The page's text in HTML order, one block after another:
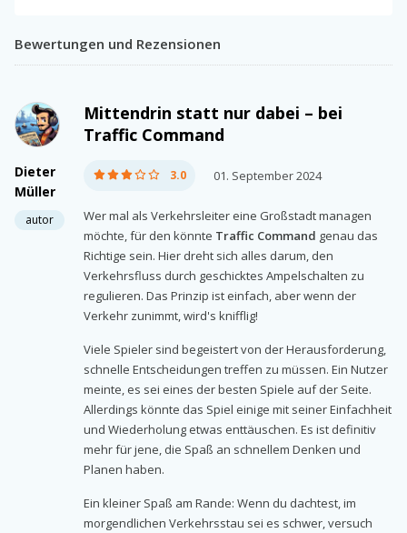
Bewertungen und Rezensionen
Dieter
Müller
autor
Mittendrin statt nur dabei – bei
Traffic Command
3.0 01. September 2024
Wer mal als Verkehrsleiter eine Großstadt managen
möchte, für den könnte Traffic Command genau das
Richtige sein. Hier dreht sich alles darum, den
Verkehrsfluss durch geschicktes Ampelschalten zu
regulieren. Das Prinzip ist einfach, aber wenn der
Verkehr zunimmt, wird's knifflig!
Viele Spieler sind begeistert von der Herausforderung,
schnelle Entscheidungen treffen zu müssen. Ein Nutzer
meinte, es sei eines der besten Spiele auf der Seite.
Allerdings könnte das Spiel einige mit seiner Einfachheit
und Wiederholung etwas enttäuschen. Es ist definitiv
mehr für jene, die Spaß an schnellem Denken und
Planen haben.
Ein kleiner Spaß am Rande: Wenn du dachtest, im
morgendlichen Verkehrsstau sei es schwer, versuch